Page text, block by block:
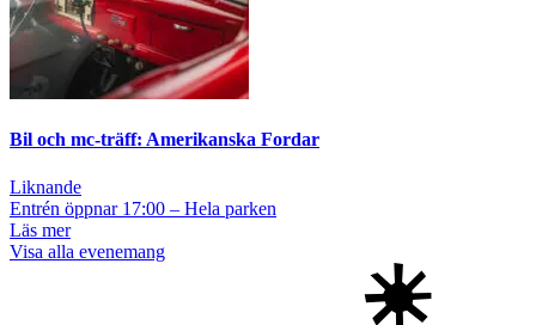
Bil och mc-träff: Amerikanska Fordar
Liknande
Entrén öppnar 17:00 – Hela parken
Läs mer
Visa alla evenemang